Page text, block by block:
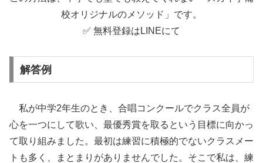
校オリジナルのメソッド」です。
✅ 無料登録はLINEにて
解答例
私が中学2年生のとき、合唱コンクールでクラス全員が
心を一つにして歌い、最優秀賞を取るという目標に向かっ
て取り組みました。最初は練習に積極的でないクラスメー
トも多く、まとまりがありませんでした。そこで私は、練